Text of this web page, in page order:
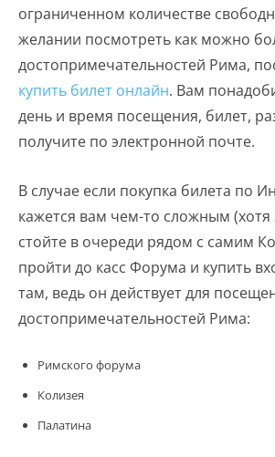
ограниченном количестве
желании посмотреть как можно
достопримечательностей Рима,
купить билет онлайн. Вам
день и время посещения, билет,
получите по электронной почте.
В случае если покупка билета по
кажется вам чем-то сложным (хотя
стойте в очереди рядом с самим
пройти до касс Форума и купить
там, ведь он действует для
достопримечательностей Рима:
Римского форума
Колизея
Палатина